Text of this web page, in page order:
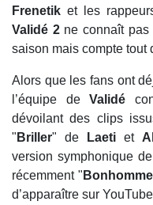
Frenetik et les
Validé 2 ne connaît
saison mais compte tout
Alors que les fans ont
l’équipe deValidé
dévoilant des clips
" Briller" de Laeti et
version symphonique
récemment " Bonhomme
d’apparaître sur